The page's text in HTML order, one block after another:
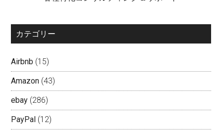
カテゴリー
Airbnb (15)
Amazon (43)
ebay (286)
PayPal (12)